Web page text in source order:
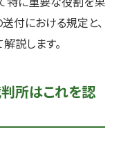
付における規定と、
説します。
所はこれを認